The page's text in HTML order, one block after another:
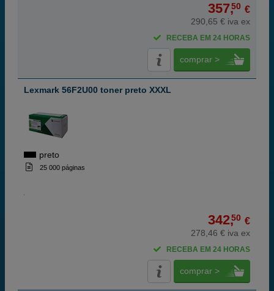
357,50 €
290,65 € iva ex
RECEBA EM 24 HORAS
comprar >
Lexmark 56F2U00 toner preto XXXL
preto
25 000 páginas
342,50 €
278,46 € iva ex
RECEBA EM 24 HORAS
comprar >